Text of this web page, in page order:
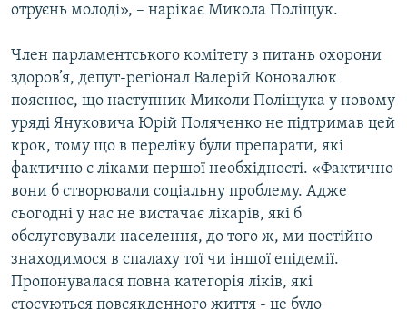
отруєнь молоді», – нарікає Микола Поліщук.
Член парламентського комітету з питань охорони
здоров’я, депут-регіонал Валерій Коновалюк
пояснює, що наступник Миколи Поліщука у новому
уряді Януковича Юрій Поляченко не підтримав цей
крок, тому що в переліку були препарати, які
фактично є ліками першої необхідності. «Фактично
вони б створювали соціальну проблему. Адже
сьогодні у нас не вистачає лікарів, які б
обслуговували населення, до того ж, ми постійно
знаходимося в спалаху тої чи іншої епідемії.
Пропонувалася повна категорія ліків, які
стосуються повсякденного життя - це було